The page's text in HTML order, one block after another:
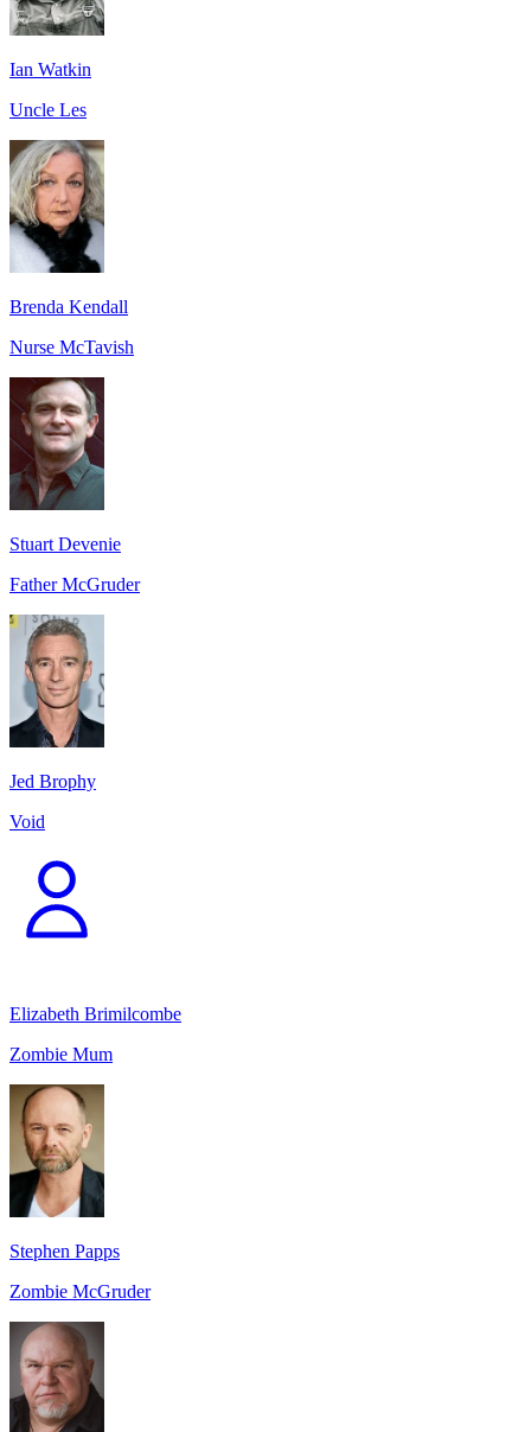
Ian Watkin
Uncle Les
Brenda Kendall
Nurse McTavish
Stuart Devenie
Father McGruder
Jed Brophy
Void
Elizabeth Brimilcombe
Zombie Mum
Stephen Papps
Zombie McGruder